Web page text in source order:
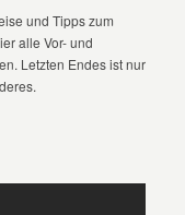
und Tipps zum
alle Vor- und
Letzten Endes ist nur